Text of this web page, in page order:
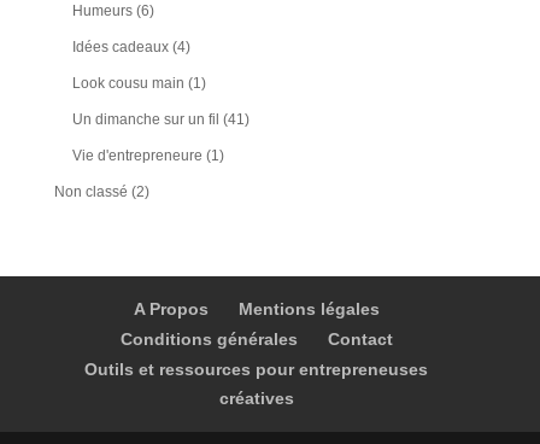
Humeurs(6)
Idées cadeaux(4)
Look cousu main (1)
Un dimanche sur un fil (41)
Vie d'entrepreneure (1)
Non classé (2)
A Propos
Mentions légales
Conditions générales
Contact
Outils et ressources pour entrepreneuses
créatives